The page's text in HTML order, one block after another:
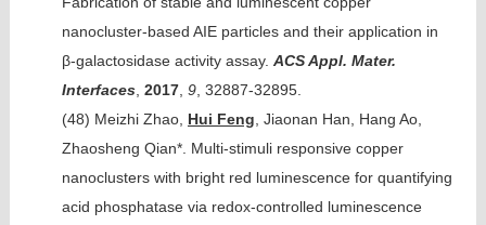
nanocluster-based AIE particles and their application in
β-galactosidase activity assay. ACS Appl. Mater.
Interfaces, 2017, 9, 32887-32895.
(48) Meizhi Zhao, Hui Feng , Jiaonan Han, Hang Ao,
Zhaosheng Qian*. Multi-stimuli responsive copper
nanoclusters with bright red luminescence for quantifying
acid phosphatase via redox-controlled luminescence